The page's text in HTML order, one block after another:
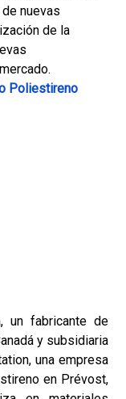
nuevas
de la
Poliestireno
un fabricante de
y subsidiaria
una empresa
en Prévost,